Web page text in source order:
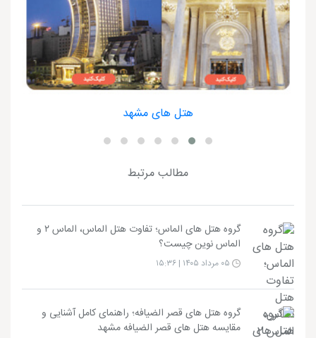
هتل های مشهد
مطالب مرتبط
گروه هتل های الماس؛ تفاوت هتل الماس، الماس ۲ و
الماس نوین چیست؟
گروه هتل های قصر الضیافه؛ راهنمای کامل آشنایی و
مقایسه هتل های قصر الضیافه مشهد